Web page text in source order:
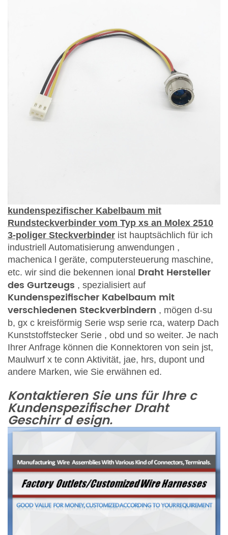
kundenspezifischer Kabelbaum mit
Rundsteckverbinder vom Typ xs an Molex 2510
3-poliger Steckverbinder ist hauptsächlich für ich
industriell Automatisierung anwendungen ,
machenica
geräte, computersteuerung maschine,
etc. wir sind die bekennen ional Draht Hersteller
des Gurtzeugs , spezialisiert auf
Kundenspezifischer Kabelbaum mit
verschiedenen Steckverbindern , mögen d-su
b, gx c kreisförmig Serie wsp serie rca, waterp Dach
Kunststoffstecker Serie , obd und so weiter. Je nach
Ihrer Anfrage können die Konnektoren von sein jst,
Maulwurf x te conn Aktivität, jae, hrs, dupont und
andere Marken, wie Sie erwähnen ed.
Kontaktieren Sie uns für Ihre c
Kundenspezifischer Draht
Geschirr design.